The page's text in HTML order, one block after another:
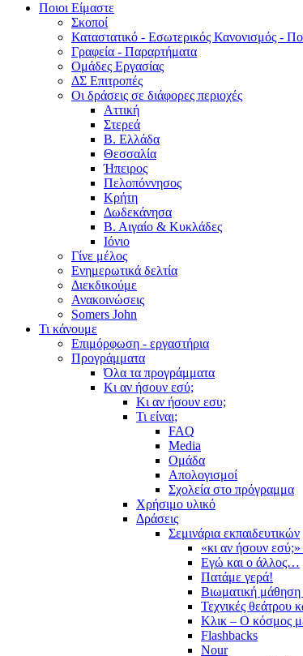
Ποιοι Είμαστε
Σκοποί
Καταστατικό - Εσωτερικός Κανονισμός -
Γραφεία - Παραρτήματα
Ομάδες Εργασίας
ΔΣ Επιτροπές
Οι δράσεις σε διάφορες περιοχές
Αττική
Στερεά
Β. Ελλάδα
Θεσσαλία
Ήπειρος
Πελοπόννησος
Κρήτη
Δωδεκάνησα
Β. Αιγαίο & Κυκλάδες
Ιόνιο
Γίνε μέλος
Ενημερωτικά δελτία
Διεκδικούμε
Ανακοινώσεις
Somers John
Τι κάνουμε
Επιμόρφωση - εργαστήρια
Προγράμματα
Όλα τα προγράμματα
Κι αν ήσουν εσύ;
Κι αν ήσουν εσυ;
Τι είναι;
FAQ
Media
Ομάδα
Απολογισμοί
Σχολεία στο πρόγραμμα
Χρήσιμο υλικό
Δράσεις
Σεμινάρια εκπαιδευτικών
«κι αν ήσουν
Εγώ και ο άλλος…
Πατάμε γερά!
Βιωματική μάθηση
Τεχνικές θεάτρου
Κλικ – Ο κόσμος
Flashbacks
Nour